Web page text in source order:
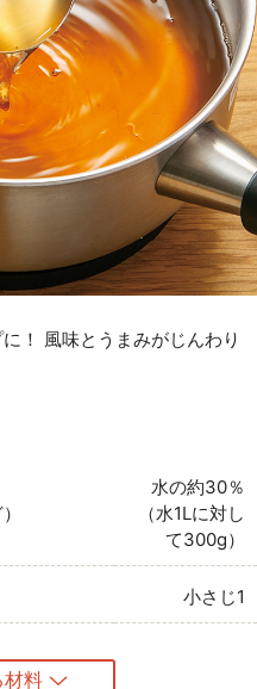
！ 風味とうまみがじんわり
水の約30％
（水1Lに対し
て300g）
小さじ1
材料